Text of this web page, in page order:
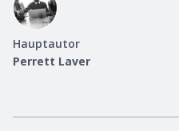
Hauptautor
Perrett Laver